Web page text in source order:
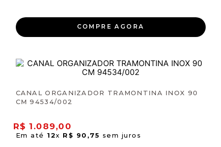
COMPRE AGORA
CANAL ORGANIZADOR TRAMONTINA INOX 90
CM 94534/002
R$ 1 .089,00
Em até 12x R$ 90 ,75 sem juros